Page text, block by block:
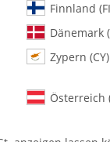
Motor
MA134-103
Mount Support
Finnland
Dänemark
Zypern (CY)
Österreich